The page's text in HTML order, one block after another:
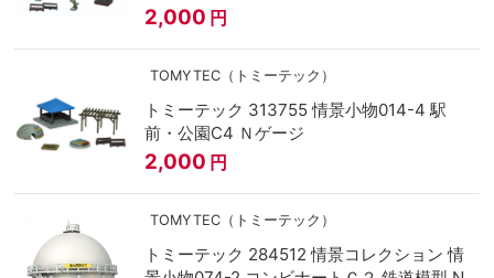
2,000 円
TOMYTEC（トミーテック）
トミーテック 313755 情景小物014-4 駅
前・公園C4 Ｎゲージ
2,000 円
TOMYTEC（トミーテック）
トミーテック 284512 情景コレクション 情